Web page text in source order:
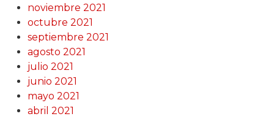
noviembre 2021
octubre 2021
septiembre 2021
agosto 2021
julio 2021
junio 2021
mayo 2021
abril 2021